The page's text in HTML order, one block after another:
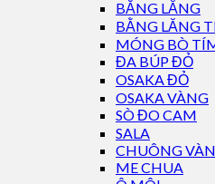
BẰNG LĂNG
BẰNG LĂNG
MÓNG BÒ
ĐA BÚP ĐỎ
OSAKA ĐỎ
OSAKA VÀNG
SÒ ĐO CAM
SALA
CHUÔNG
ME CHUA